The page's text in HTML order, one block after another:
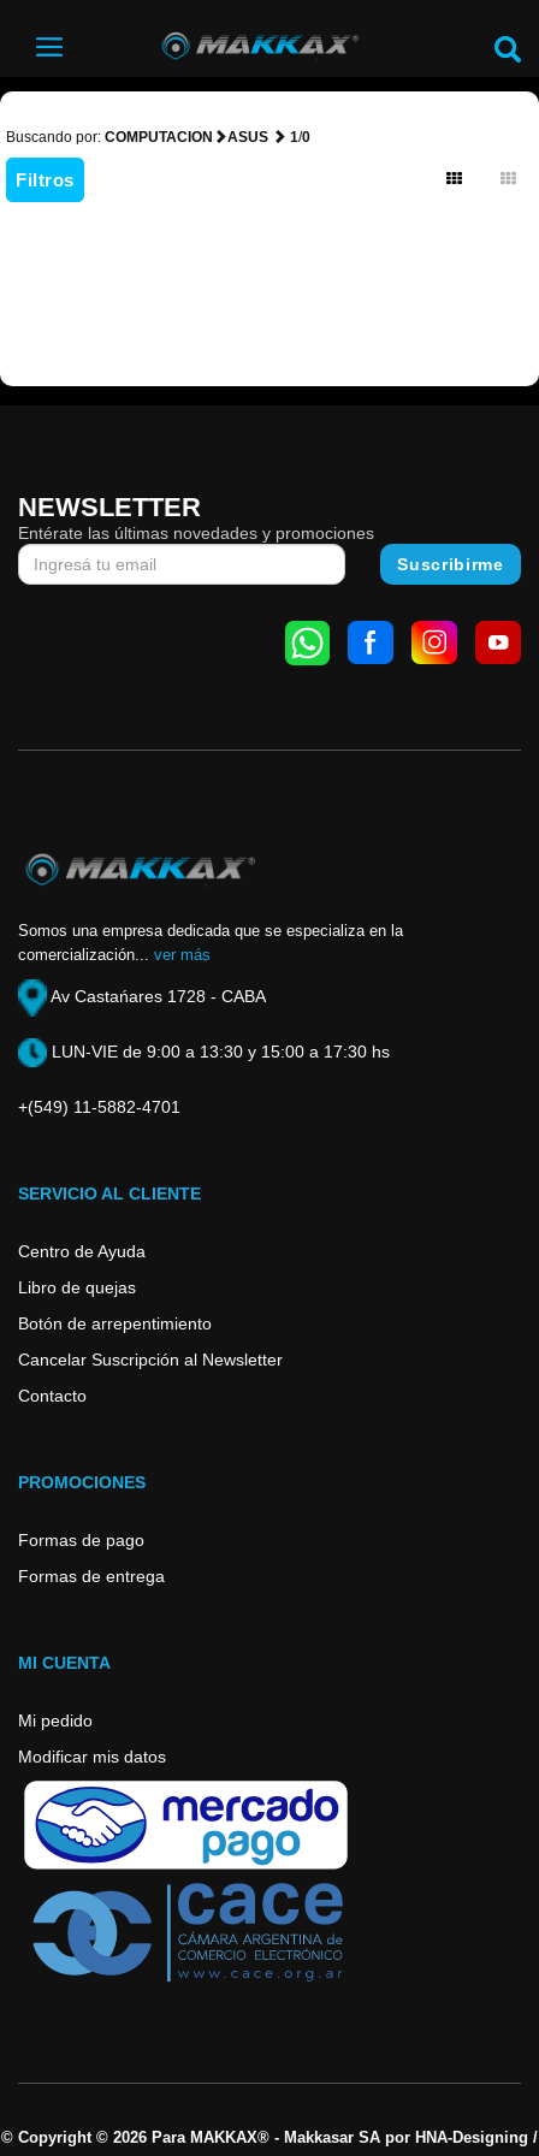
Buscando por: COMPUTACION ASUS 1/0
Filtros
NEWSLETTER
Entérate las últimas novedades y promociones
Somos una empresa dedicada que se especializa en la
comercialización... ver más
Av Castańares 1728 - CABA
LUN-VIE de 9:00 a 13:30 y 15:00 a 17:30 hs
+(549) 11-5882-4701
SERVICIO AL CLIENTE
Centro de Ayuda
Libro de quejas
Botón de arrepentimiento
Cancelar Suscripción al Newsletter
Contacto
PROMOCIONES
Formas de pago
Formas de entrega
MI CUENTA
Mi pedido
Modificar mis datos
© Copyright © 2026 Para MAKKAX® - Makkasar SA por HNA-Designing /